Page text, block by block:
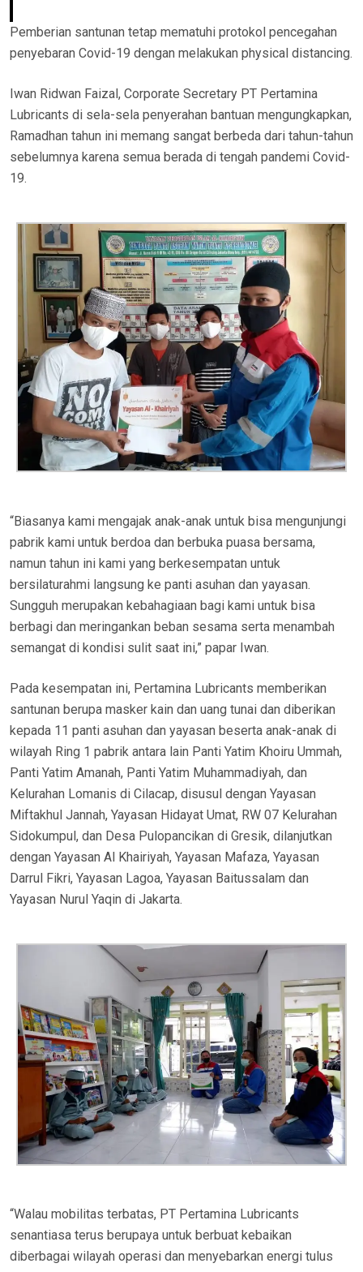
Pemberian santunan tetap mematuhi protokol pencegahan
penyebaran Covid-19 dengan melakukan physical distancing.
Iwan Ridwan Faizal, Corporate Secretary PT Pertamina
Lubricants di sela-sela penyerahan bantuan mengungkapkan,
Ramadhan tahun ini memang sangat berbeda dari tahun-tahun
sebelumnya karena semua berada di tengah pandemi Covid-
19.
“Biasanya kami mengajak anak-anak untuk bisa mengunjungi
pabrik kami untuk berdoa dan berbuka puasa bersama,
namun tahun ini kami yang berkesempatan untuk
bersilaturahmi langsung ke panti asuhan dan yayasan.
Sungguh merupakan kebahagiaan bagi kami untuk bisa
berbagi dan meringankan beban sesama serta menambah
semangat di kondisi sulit saat ini,” papar Iwan.
Pada kesempatan ini, Pertamina Lubricants memberikan
santunan berupa masker kain dan uang tunai dan diberikan
kepada 11 panti asuhan dan yayasan beserta anak-anak di
wilayah Ring 1 pabrik antara lain Panti Yatim Khoiru Ummah,
Panti Yatim Amanah, Panti Yatim Muhammadiyah, dan
Kelurahan Lomanis di Cilacap, disusul dengan Yayasan
Miftakhul Jannah, Yayasan Hidayat Umat, RW 07 Kelurahan
Sidokumpul, dan Desa Pulopancikan di Gresik, dilanjutkan
dengan Yayasan Al Khairiyah, Yayasan Mafaza, Yayasan
Darrul Fikri, Yayasan Lagoa, Yayasan Baitussalam dan
Yayasan Nurul Yaqin di Jakarta.
“Walau mobilitas terbatas, PT Pertamina Lubricants
senantiasa terus berupaya untuk berbuat kebaikan
diberbagai wilayah operasi dan menyebarkan energi tulus